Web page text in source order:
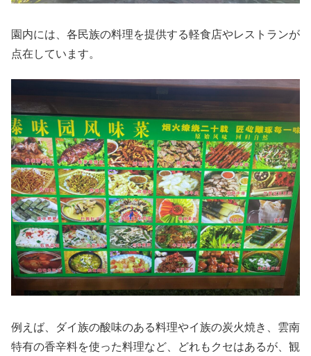
園内には、各民族の料理を提供する軽食店やレストランが
点在しています。
例えば、ダイ族の酸味のある料理やイ族の炭火焼き、雲南
特有の香辛料を使った料理など、どれもクセはあるが、観